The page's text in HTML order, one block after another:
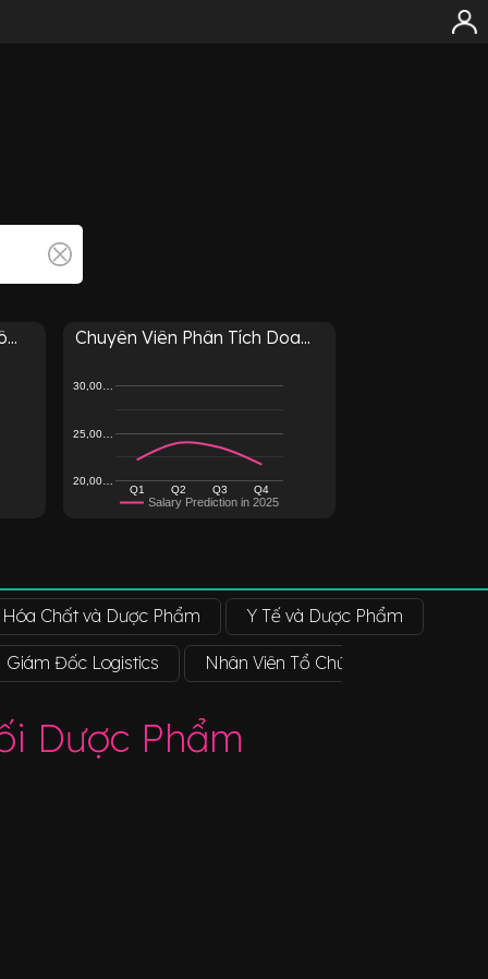
Chuyên Viên Phân Tích Doa...
Salary Prediction in 2025
Q1 Q2 Q3 Q4
20,00…
25,00…
30,00…
Hóa Chất và Dược Phẩm Y Tế và Dược Phẩm
Giám Đốc Logistics Nhân Viên Tổ Chức Mua Sắm
Dược Phẩm